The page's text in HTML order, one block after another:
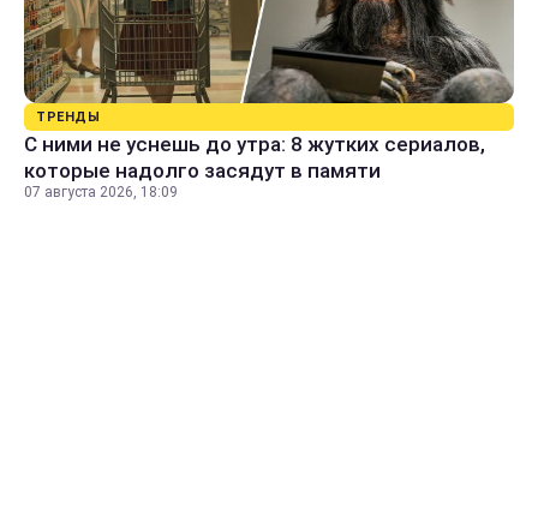
ТРЕНДЫ
С ними не уснешь до утра: 8 жутких сериалов,
которые надолго засядут в памяти
07 августа 2026, 18:09